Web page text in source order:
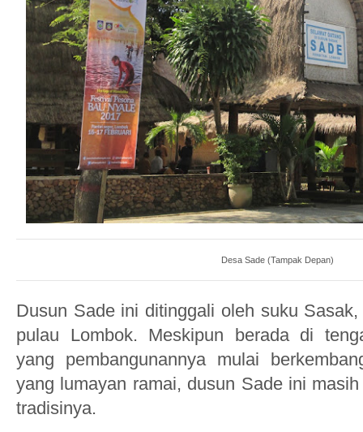
Desa Sade (Tampak Depan)
Dusun Sade ini ditinggali oleh suku Sa
pulau Lombok. Meskipun berada di
yang pembangunannya mulai
yang lumayan ramai, dusun Sade ini
tradisinya.